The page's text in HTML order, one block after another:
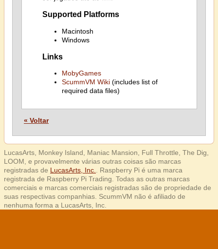
Supported Platforms
Macintosh
Windows
Links
MobyGames
ScummVM Wiki(includes list of
required data files)
« Voltar
LucasArts, Monkey Island, Maniac Mansion, Full Throttle, The Dig,
LOOM, e provavelmente várias outras coisas são marcas
registradas de LucasArts, Inc.
. Raspberry Pi é uma marca
registrada de Raspberry Pi Trading. Todas as outras marcas
comerciais e marcas comerciais registradas são de propriedade de
suas respectivas companhias. ScummVM não é afiliado de
nenhuma forma a LucasArts, Inc.